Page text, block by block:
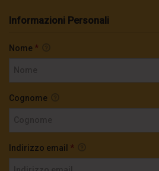
Informazioni Personali
Nome *
Cognome
Indirizzo email *